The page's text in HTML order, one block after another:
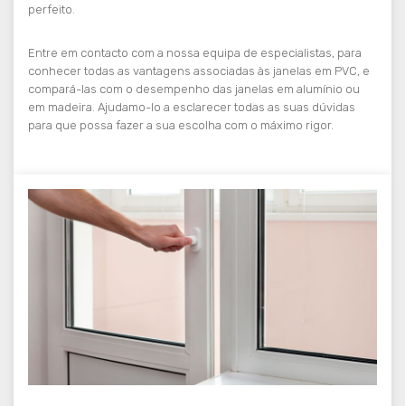
perfeito.
Entre em contacto com a nossa equipa de especialistas, para
conhecer todas as vantagens associadas às janelas em PVC, e
compará-las com o desempenho das janelas em alumínio ou
em madeira. Ajudamo-lo a esclarecer todas as suas dúvidas
para que possa fazer a sua escolha com o máximo rigor.